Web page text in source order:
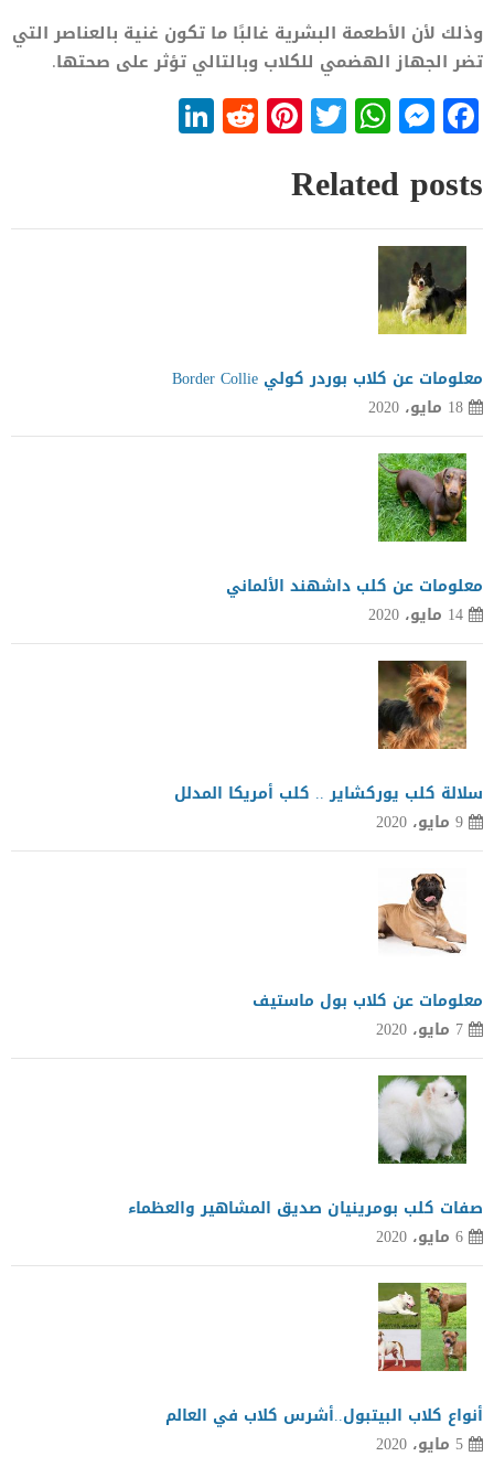
وذلك لأن الأطعمة البشرية غالبًا ما تكون غنية بالعناصر التي
تضر الجهاز الهضمي للكلاب وبالتالي تؤثر على صحتها.
Facebook
Messenger
WhatsApp
Twitter
Pinterest
Reddit
Related posts
معلومات عن كلاب بوردر كولي Border Collie
18 مايو، 2020
معلومات عن كلب داشهند الألماني
14 مايو، 2020
سلالة كلب يوركشاير .. كلب أمريكا المدلل
9 مايو، 2020
معلومات عن كلاب بول ماستيف
7 مايو، 2020
صفات كلب بومرينيان صديق المشاهير والعظماء
6 مايو، 2020
أنواع كلاب البيتبول..أشرس كلاب في العالم
5 مايو، 2020